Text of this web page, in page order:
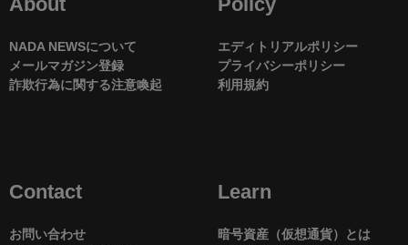
NADA NEWSについて
メールマガジン登録
詐欺行為に関する注意喚起
エディトリアルポリシー
プライバシーポリシー
利用規約
Contact
お問い合わせ
Learn
暗号資産（仮想通貨）とは